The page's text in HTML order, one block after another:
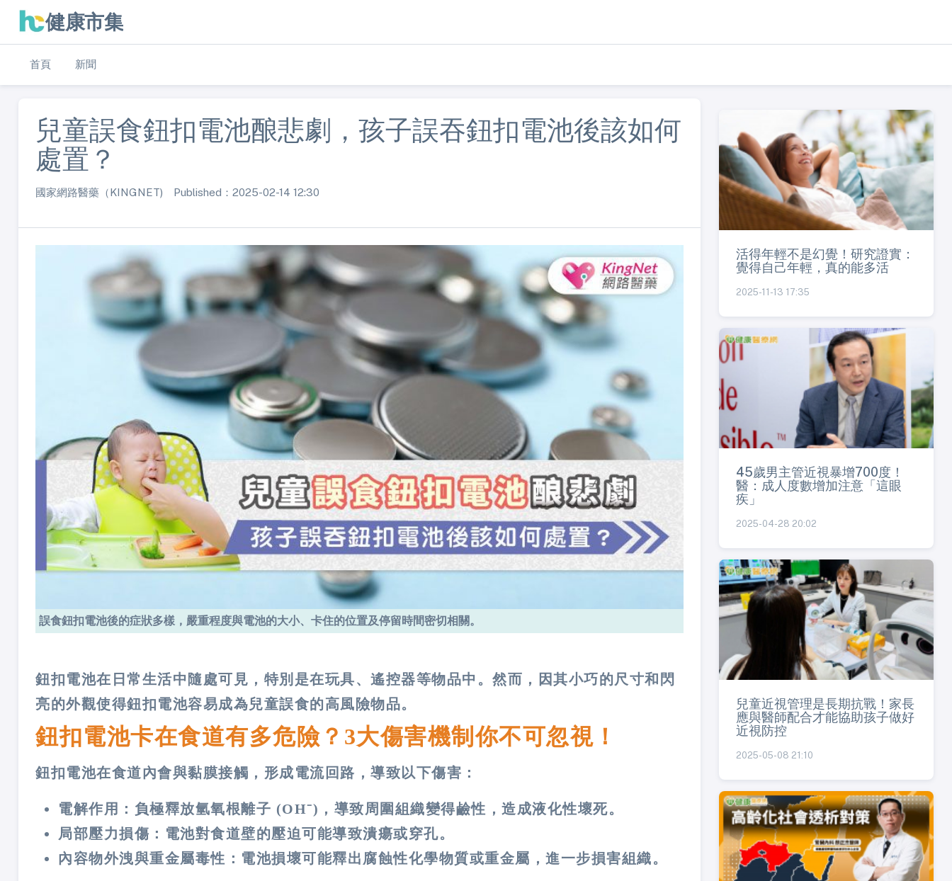
健康市集
首頁 新聞
兒童誤食鈕扣電池酿悲劇，孩子誤吞鈕扣電池後該如何
處置？
國家網路醫藥（KINGNET) Published：2025-02-14 12:30
誤食鈕扣電池後的症狀多樣，嚴重程度與電池的大小、卡住的位置及停留時間密切相關。
鈕扣電池在日常生活中隨處可見，特別是在玩具、遙控器等物品中。然而，因其小巧的尺寸和閃
亮的外觀使得鈕扣電池容易成為兒童誤食的高風險物品。
鈕扣電池卡在食道有多危險？3大傷害機制你不可忽視！
鈕扣電池在食道內會與黏膜接觸，形成電流回路，導致以下傷害：
電解作用：負極釋放氫氧根離子 (OH⁻)，導致周圍組織變得鹼性，造成液化性壞死​​。
局部壓力損傷：電池對食道壁的壓迫可能導致潰瘍或穿孔。
內容物外洩與重金屬毒性：電池損壞可能釋出腐蝕性化學物質或重金屬，進一步損害組織​​。
活得年輕不是幻覺！研究證實：
覺得自己年輕，真的能多活
2025-11-13 17:35
45歲男主管近視暴增700度！
醫：成人度數增加注意「這眼
疾」
2025-04-28 20:02
兒童近視管理是長期抗戰！家長
應與醫師配合才能協助孩子做好
近視防控
2025-05-08 21:10